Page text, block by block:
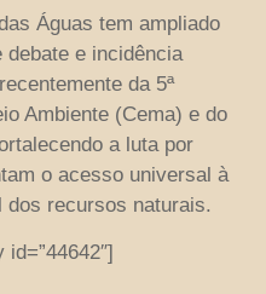
Águas tem ampliado
debate e incidência
da 5ª
Ambiente (Cema) e do
a luta por
o acesso universal à
dos recursos naturais.